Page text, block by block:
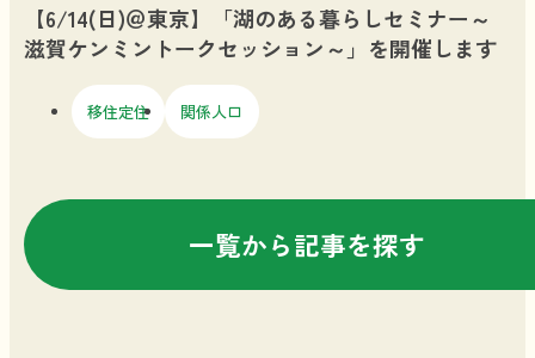
【6/14(日)＠東京】「湖のある暮らしセミナー～
滋賀ケンミントークセッション～」を開催します
移住定住 関係人口
一覧から記事を探す